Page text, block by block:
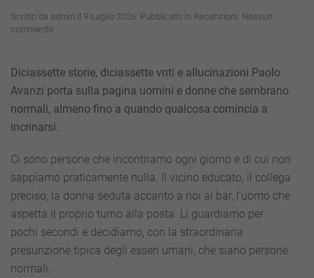
Scritto da admin il 9 Luglio 2026 . Pubblicato in Recensioni Nessun
commentosu
di
Paolo
Avanzi:
quanto
è
confine
tra
normalità
inquietudine?
Diciassette storie, diciassette vnti e allucinazioni Paolo
Avanzi porta sulla pagina uomini e donne che sembrano
normali, almeno fino a quando qualcosa comincia a
incrinarsi.
Ci sono persone che incontriamo ogni giorno e di cui non
sappiamo praticamente nulla. Il vicino educato, il collega
preciso, la donna seduta accanto a noi al bar, l’uomo che
aspetta il proprio turno alla posta. Li guardiamo per
pochi secondi e decidiamo, con la straordinaria
presunzione tipica degli esseri umani, che siano persone
normali.